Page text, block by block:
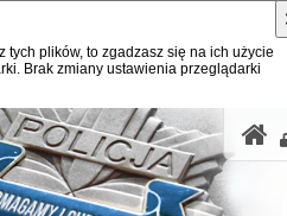
plików, to zgadzasz się na ich użycie
Brak zmiany ustawienia przeglądarki